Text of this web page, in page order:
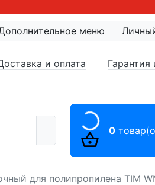
меню
и оплата
Гарантия
0
для полипропилена TIM